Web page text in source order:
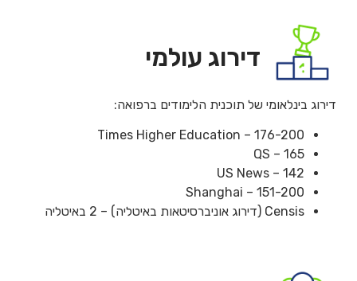
דירוג עולמי
דירוג בינלאומי של תוכנית הלימודים ברפואה:
Times Higher Education – 176-200
QS – 165
US News – 142
Shanghai – 151-200
Censis (דירוג אוניברסיטאות באיטליה) – 2 באיטליה